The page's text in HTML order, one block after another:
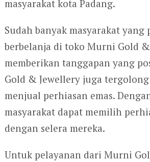
masyarakat kota Padang.
Sudah banyak masyarakat yang
berbelanja di toko Murni Gold
memberikan tanggapan yang
Gold & Jewellery juga
menjual perhiasan emas.
masyarakat dapat memilih
dengan selera mereka.
Untuk pelayanan dari Murni